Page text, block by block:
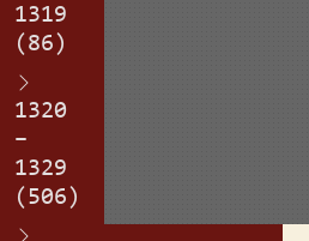
1319
(86)
1320
–
1329
(506)